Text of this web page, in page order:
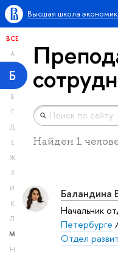
Высшая школа
ВСЕ
А
Б
В
Г
Д
Е
Ж
З
И
К
Л
М
Н
Найден 1
Баландина
Начальник
Петербурге
Отдел